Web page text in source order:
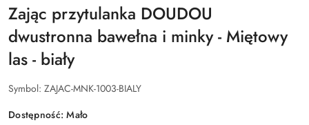
Zając przytulanka DOUDOU
dwustronna bawełna i minky - Miętowy
las - biały
Symbol: ZAJAC-MNK-1003-BIALY
Dostępność:Mało